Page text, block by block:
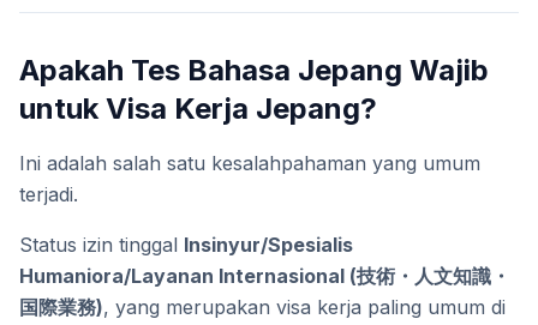
Apakah Tes Bahasa Jepang Wajib
untuk Visa Kerja Jepang?
Ini adalah salah satu kesalahpahaman yang umum
terjadi.
Status izin tinggal Insinyur/Spesialis
Humaniora/Layanan Internasional (技術・人文知識・
国際業務), yang merupakan visa kerja paling umum di